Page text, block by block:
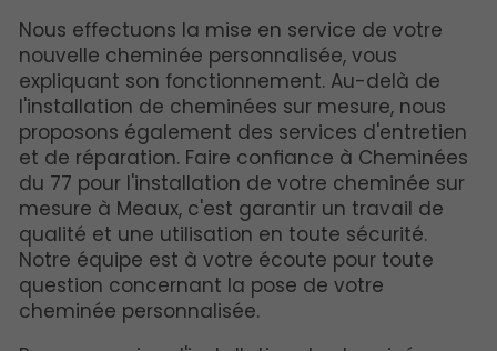
Nous effectuons la mise en service de votre
nouvelle cheminée personnalisée, vous
expliquant son fonctionnement. Au-delà de
l'installation de cheminées sur mesure, nous
proposons également des services d'entretien
et de réparation. Faire confiance à Cheminées
du 77 pour l'installation de votre cheminée sur
mesure à Meaux, c'est garantir un travail de
qualité et une utilisation en toute sécurité.
Notre équipe est à votre écoute pour toute
question concernant la pose de votre
cheminée personnalisée.